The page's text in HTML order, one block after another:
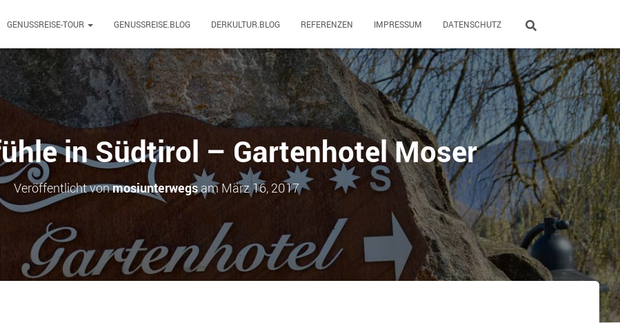
GENUSSREISE-TOUR GENUSSREISE.BLOG DERKULTUR.BLOG REFERENZEN IMPRESSUM DATENSCHUTZ
in Südtirol – Gartenhotel Moser
Veröffentlicht vonmosiunterwegsamMärz 16, 2017